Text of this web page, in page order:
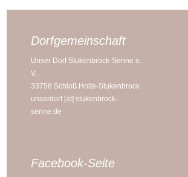
Dorfgemeinschaft
Unser Dorf Stukenbrock-Senne e.
V.
33758 Schloß Holte-Stukenbrock
unserdorf [at] stukenbrock-
senne.de
Facebook-Seite